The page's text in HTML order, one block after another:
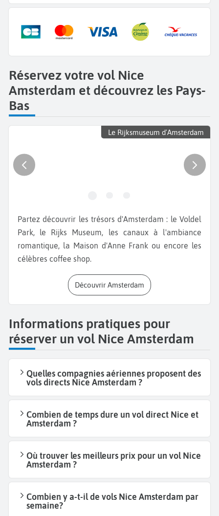
Réservez votre vol Nice
Amsterdam et découvrez les Pays-
Bas
Le Rijksmuseum d'Amsterdam
Partez découvrir les trésors d'Amsterdam : le Voldel
Park, le Rijks Museum, les canaux à l'ambiance
romantique, la Maison d'Anne Frank ou encore les
célèbres coffee shop.
Découvrir Amsterdam
Informations pratiques pour
réserver un vol Nice Amsterdam
Quelles compagnies aériennes proposent des
vols directs Nice Amsterdam ?
Combien de temps dure un vol direct Nice et
Amsterdam ?
Où trouver les meilleurs prix pour un vol Nice
Amsterdam ?
Combien y a-t-il de vols Nice Amsterdam par
semaine?